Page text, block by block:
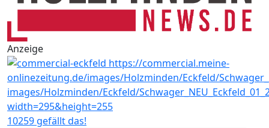
Anzeige
10259 gefällt das!